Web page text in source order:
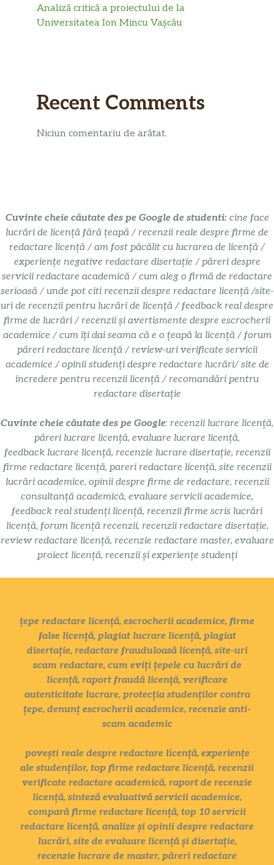
Analiză critică a proiectului de la
Universitatea Ion Mincu Vașcău
Recent Comments
Niciun comentariu de arătat.
Cuvinte cheie căutate des pe Google de studenti: cine face
lucrări de licență fără țeapă / recenzii reale despre firme de
redactare licență / am fost păcălit cu lucrarea de licență /
experiențe negative redactare disertație / păreri despre
servicii redactare academică / cum aleg o firmă de redactare
serioasă / unde pot citi recenzii despre redactare licență /site-
uri de recenzii pentru lucrări de licență / feedback real despre
firme de lucrări / recenzii și avertismente despre escrocherii
academice / cum îți dai seama că e o țeapă la licență / forum
păreri redactare licență / review-uri verificate servicii
academice / opinii studenți despre redactare lucrări/ site de
încredere pentru recenzii licență / recomandări pentru
redactare disertație
Cuvinte cheie căutate des pe Google: recenzii lucrare licență,
păreri lucrare licență, evaluare lucrare licență,
feedback lucrare licență, recenzie lucrare disertație, recenzii
firme redactare licență, pareri redactare licență, site recenzii
lucrări academice, opinii despre firme de redactare, recenzii
consultanță academică, evaluare servicii academice,
feedback real studenți licență, recenzii firme scris lucrări
licență, forum licență recenzii, recenzii redactare disertație,
review redactare licență, recenzie redactare master, evaluare
proiect licență, recenzii și experiențe studenți
țepe redactare licență, escrocherii academice, firme
false licență, plagiat lucrare licență, plagiat
disertație, redactare frauduloasă licență, site-uri
scam redactare, cum eviți țepele cu lucrări de
licență, raport fraudă licență, verificare
autenticitate lucrare, protecția studenților contra
țepe, denunț escrocherii academice, recenzie anti-
scam academic
povești reale despre redactare licență, experiențe
ale studenților, top firme redactare licență, recenzii
verificate redactare academică, raport de recenzie
licență, sinteză evaluativă servicii academice,
compară firme redactare licență, top 10 servicii
redactare licență, analize și opinii despre redactare
lucrări, site de evaluare licență și disertație,
recenzie lucrare de master, păreri redactare